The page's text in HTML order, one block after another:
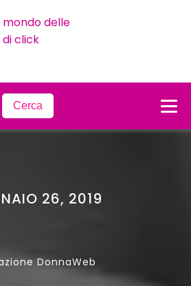
26, 2019
DonnaWeb